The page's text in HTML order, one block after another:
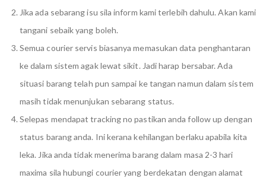
Jika ada sebarang isu sila inform kami terlebih dahulu. Akan kami
tangani sebaik yang boleh.
Semua courier servis biasanya memasukan data penghantaran
ke dalam sistem agak lewat sikit. Jadi harap bersabar. Ada
situasi barang telah pun sampai ke tangan namun dalam sistem
masih tidak menunjukan sebarang status.
Selepas mendapat tracking no pastikan anda follow up dengan
status barang anda. Ini kerana kehilangan berlaku apabila kita
leka. Jika anda tidak menerima barang dalam masa 2-3 hari
maxima sila hubungi courier yang berdekatan dengan alamat